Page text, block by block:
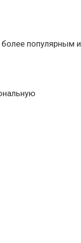
более популярным и